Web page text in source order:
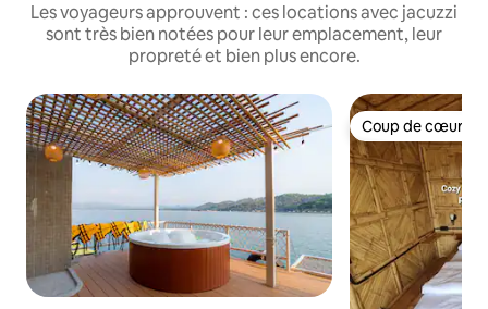
Les voyageurs approuvent : ces locations avec jacuzzi
sont très bien notées pour leur emplacement, leur
propreté et bien plus encore.
Coup de cœur
Coup de cœur